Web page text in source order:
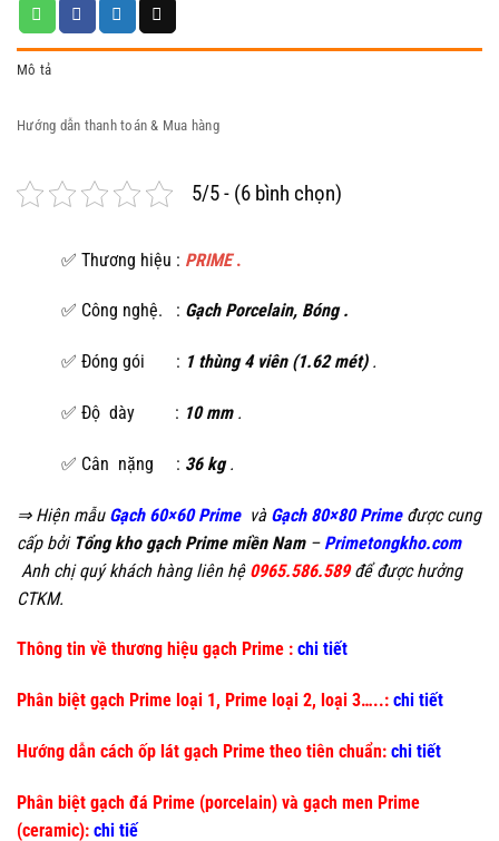
Mô tả
Hướng dẫn thanh toán & Mua hàng
5/5 - (6 bình chọn)
✅ Thương hiệu : PRIME.
✅ Công nghệ. : Gạch Porcelain, Bóng .
✅ Đóng gói : 1 thùng 4 viên (1.62 mét).
✅ Độ dày : 10 mm.
✅ Cân nặng : 36 kg.
⇒ Hiện mẫu Gạch 60×60 Prime và Gạch 80×80 Prime được cung
cấp bởi Tổng kho gạch Prime miền Nam– Primetongkho.com
Anh chị quý khách hàng liên hệ 0965.586.589để được hưởng
CTKM.
Thông tin về thương hiệu gạch Prime : chi tiết
Phân biệt gạch Prime loại 1, Prime loại 2, loại 3…..: chi tiết
Hướng dẫn cách ốp lát gạch Prime theo tiên chuẩn: chi tiết
Phân biệt gạch đá Prime (porcelain) và gạch men Prime
(ceramic): chi tiế